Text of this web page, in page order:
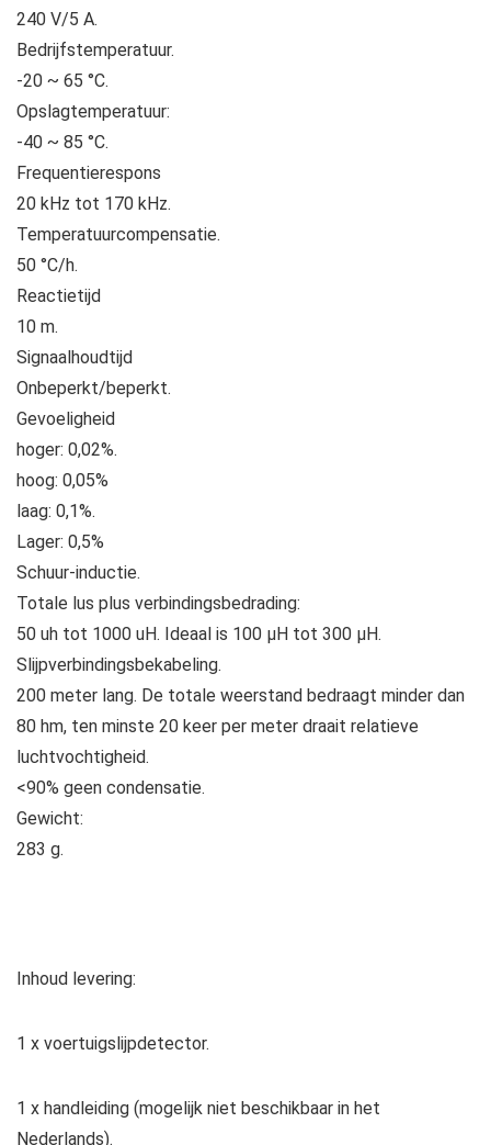
240 V/5 A.
Bedrijfstemperatuur.
-20 ~ 65 °C.
Opslagtemperatuur:
-40 ~ 85 °C.
Frequentierespons
20 kHz tot 170 kHz.
Temperatuurcompensatie.
50 °C/h.
Reactietijd
10 m.
Signaalhoudtijd
Onbeperkt/beperkt.
Gevoeligheid
hoger: 0,02%.
hoog: 0,05%
laag: 0,1%.
Lager: 0,5%
Schuur-inductie.
Totale lus plus verbindingsbedrading:
50 uh tot 1000 uH. Ideaal is 100 μH tot 300 μH.
Slijpverbindingsbekabeling.
200 meter lang. De totale weerstand bedraagt minder dan
80 hm, ten minste 20 keer per meter draait relatieve
luchtvochtigheid.
<90% geen condensatie.
Gewicht:
283 g.
Inhoud levering:
1 x voertuigslijpdetector.
1 x handleiding (mogelijk niet beschikbaar in het
Nederlands).